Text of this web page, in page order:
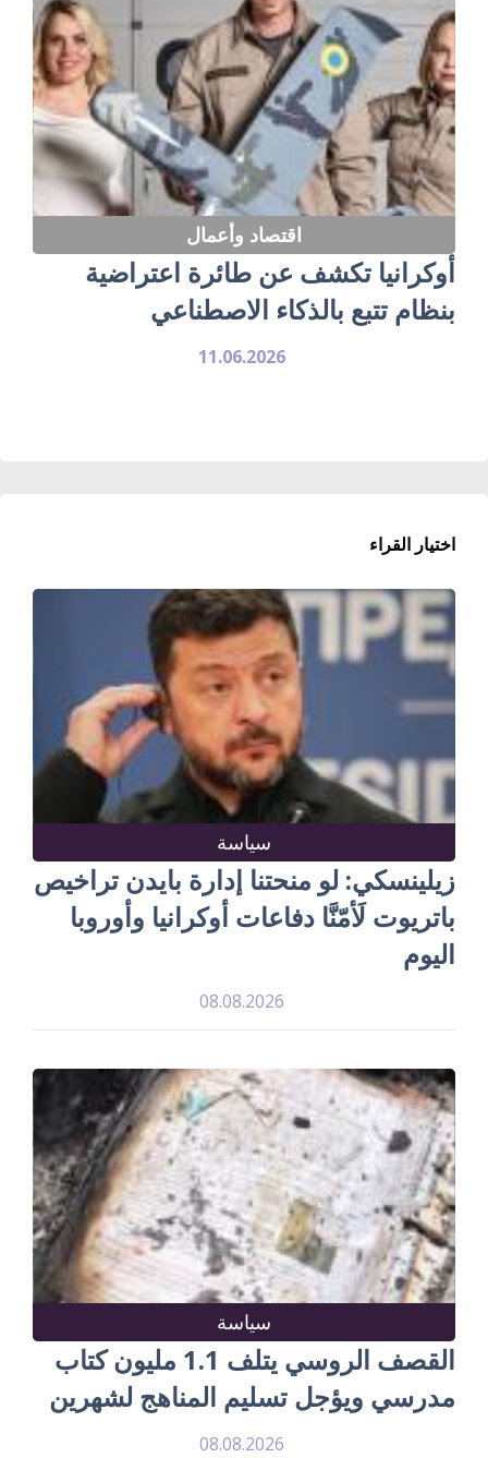
اقتصاد وأعمال
أوكرانيا تكشف عن طائرة اعتراضية
بنظام تتبع بالذكاء الاصطناعي
11.06.2026
اختيار القراء
سياسة
زيلينسكي: لو منحتنا إدارة بايدن تراخيص
باتريوت لَأمّنَّا دفاعات أوكرانيا وأوروبا
اليوم
08.08.2026
سياسة
القصف الروسي يتلف 1.1 مليون كتاب
مدرسي ويؤجل تسليم المناهج لشهرين
08.08.2026